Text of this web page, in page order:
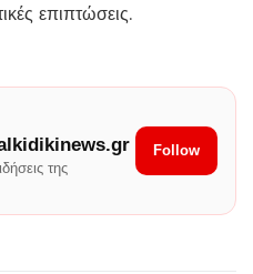
επιπτώσεις.
της
Follow